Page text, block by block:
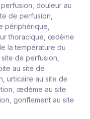
douleur au
de perfusion,
périphérique,
thoracique, œdème
la température du
de perfusion,
au site de
urticaire au site de
œdème au site
gonflement au site